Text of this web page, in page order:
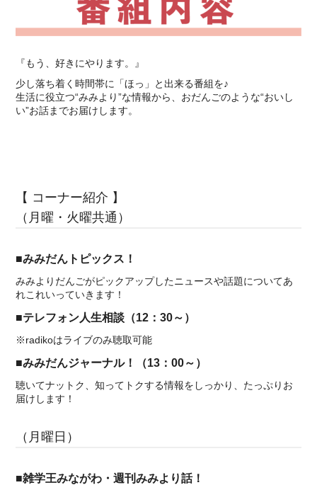
『もう、好きにやります。』
少し落ち着く時間帯に「ほっ」と出来る番組を♪
生活に役立つ“みみより”な情報から、おだんごのような“おいし
い”お話までお届けします。
【 コーナー紹介 】
（月曜・火曜共通）
■みみだんトピックス！
みみよりだんごがピックアップしたニュースや話題についてあ
れこれいっていきます！
■テレフォン人生相談（12：30～）
※radikoはライブのみ聴取可能
■みみだんジャーナル！（13：00～）
聴いてナットク、知ってトクする情報をしっかり、たっぷりお
届けします！
（月曜日）
■雑学王みながわ・週刊みみより話！